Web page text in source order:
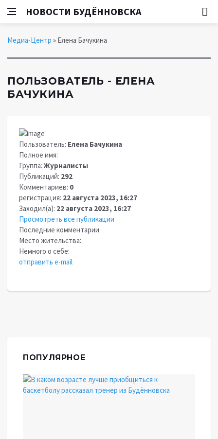
НОВОСТИ БУДЁННОВСКА
Медиа-Центр » Елена Бачукина
ПОЛЬЗОВАТЕЛЬ - ЕЛЕНА
БАЧУКИНА
Пользователь: Елена Бачукина
Полное имя:
Группа: Журналисты
Публикаций: 292
Комментариев: 0
регистрация: 22 августа 2023, 16:27
Заходил(а): 22 августа 2023, 16:27
Просмотреть все публикации
Последние комментарии
Место жительства:
Немного о себе:
отправить e-mail
ПОПУЛЯРНОЕ